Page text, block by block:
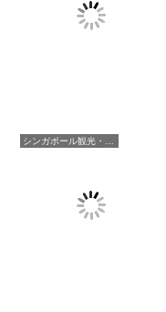
シンガポール観光・生活